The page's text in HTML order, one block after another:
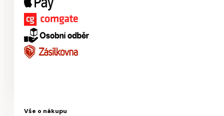
Vše o nákupu